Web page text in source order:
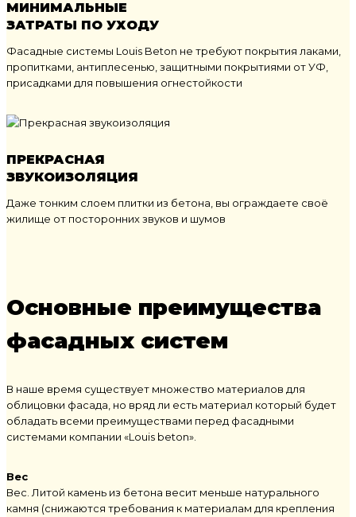
МИНИМАЛЬНЫЕ
ЗАТРАТЫ ПО УХОДУ
Фасадные системы Louis Beton не требуют покрытия лаками,
пропитками, антиплесенью, защитными покрытиями от УФ,
присадками для повышения огнестойкости
ПРЕКРАСНАЯ
ЗВУКОИЗОЛЯЦИЯ
Даже тонким слоем плитки из бетона, вы ограждаете своё
жилище от посторонних звуков и шумов
Основные преимущества
фасадных систем
В наше время существует множество материалов для
облицовки фасада, но вряд ли есть материал который будет
обладать всеми преимуществами перед фасадными
системами компании «Louis beton».
Вес
Вес. Литой камень из бетона весит меньше натурального
камня (снижаются требования к материалам для крепления